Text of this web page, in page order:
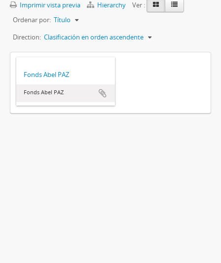
Imprimir vista previa Hierarchy
Ver :
Ordenar por: Título
Direction: Clasificación en orden ascendente
Fonds Abel PAZ
Fonds Abel PAZ